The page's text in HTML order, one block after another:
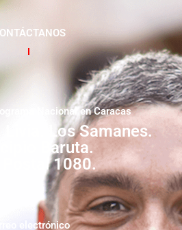
Nacional en Caracas
Livia. Los Samanes.
Baruta.
Postal 1080.
electrónico